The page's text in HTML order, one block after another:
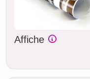
Affiche